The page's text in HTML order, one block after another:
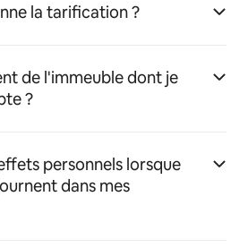
la tarification ?
de l'immeuble dont je
?
personnels lorsque
dans mes